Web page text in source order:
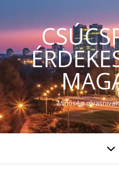
Minőségi